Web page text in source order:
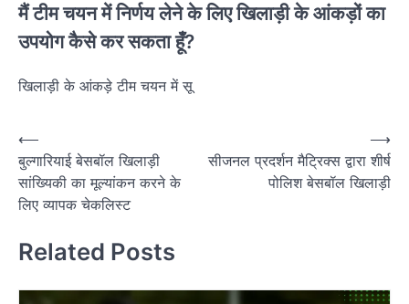
मैं टीम चयन में निर्णय लेने के लिए खिलाड़ी के आंकड़ों का
उपयोग कैसे कर सकता हूँ?
खिलाड़ी के आंकड़े टीम चयन में सू
P
o
s
n
⟵
बुल्गारियाई बेसबॉल खिलाड़ी
सांख्यिकी का मूल्यांकन करने के
लिए व्यापक चेकलिस्ट
सीजनल प्रदर्शन मैट्रिक्स द्वारा शीर्ष
पोलिश बेसबॉल खिलाड़ी
⟶
Related Posts